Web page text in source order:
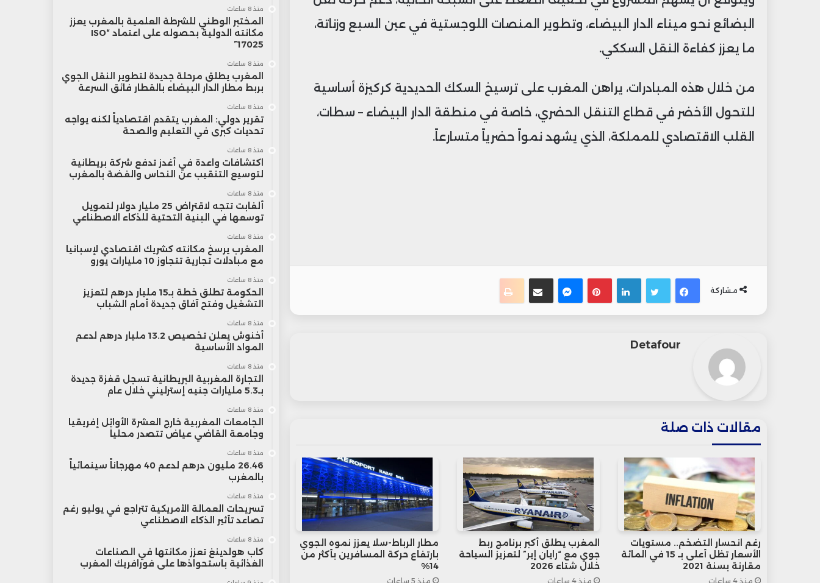
البضائع نحو ميناء الدار البيضاء، وتطوير المنصات اللوجستية في عين السبع وزناتة،
ما يعزز كفاءة النقل السككي.
من خلال هذه المبادرات، يراهن المغرب على ترسيخ السكك الحديدية كركيزة أساسية
للتحول الأخضر في قطاع التنقل الحضري، خاصة في منطقة الدار البيضاء – سطات،
القلب الاقتصادي للمملكة، الذي يشهد نمواً حضرياً متسارعاً.
مشاركة
فيسبوك
تويترلينكدإنبينتيريست
ماسنجر
مشاركة عبر البريدطباعة
Detafour
مقالات ذات صلة
رغم انحسار التضخم.. مستويات
الأسعار تظل أعلى بـ 15 في المائة
مقارنة بسنة 2021
منذ 4 ساعات
المغرب يطلق أكبر برنامج ربط
جوي مع “رايان إير” لتعزيز السياحة
خلال شتاء 2026
منذ 4 ساعات
مطار الرباط-سلا يعزز نموه الجوي
بارتفاع حركة المسافرين بأكثر من
14%
منذ 5 ساعات
منذ 8 ساعات
المختبر الوطني للشرطة العلمية بالمغرب يعزز
مكانته الدولية بحصوله على اعتماد “ISO
17025”
منذ 8 ساعات
المغرب يطلق مرحلة جديدة لتطوير النقل الجوي
بربط مطار الدار البيضاء بالقطار فائق السرعة
منذ 8 ساعات
تقرير دولي: المغرب يتقدم اقتصادياً لكنه يواجه
تحديات كبرى في التعليم والصحة
منذ 8 ساعات
اكتشافات واعدة في أغدز تدفع شركة بريطانية
لتوسيع التنقيب عن النحاس والفضة بالمغرب
منذ 8 ساعات
ألفابت تتجه لاقتراض 25 مليار دولار لتمويل
توسعها في البنية التحتية للذكاء الاصطناعي
منذ 8 ساعات
المغرب يرسخ مكانته كشريك اقتصادي لإسبانيا
مع مبادلات تجارية تتجاوز 10 مليارات يورو
منذ 8 ساعات
الحكومة تطلق خطة بـ15 مليار درهم لتعزيز
التشغيل وفتح آفاق جديدة أمام الشباب
منذ 8 ساعات
أخنوش يعلن تخصيص 13.2 مليار درهم لدعم
المواد الأساسية
منذ 8 ساعات
التجارة المغربية البريطانية تسجل قفزة جديدة
بـ5.3 مليارات جنيه إسترليني خلال عام
منذ 8 ساعات
الجامعات المغربية خارج العشرة الأوائل إفريقيا
وجامعة القاضي عياض تتصدر محلياً
منذ 8 ساعات
26.46 مليون درهم لدعم 40 مهرجاناً سينمائياً
بالمغرب
منذ 8 ساعات
تسريحات العمالة الأمريكية تتراجع في يوليو رغم
تصاعد تأثير الذكاء الاصطناعي
منذ 8 ساعات
كاب هولدينغ تعزز مكانتها في الصناعات
الغذائية باستحواذها على فورافريك المغرب